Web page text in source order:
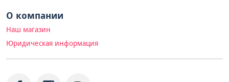
О компании
Наш магазин
Юридическая информация